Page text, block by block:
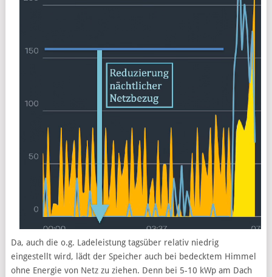
Da, auch die o.g. Ladeleistung tagsüber relativ niedrig
eingestellt wird, lädt der Speicher auch bei bedecktem Himmel
ohne Energie von Netz zu ziehen. Denn bei 5-10 kWp am Dach